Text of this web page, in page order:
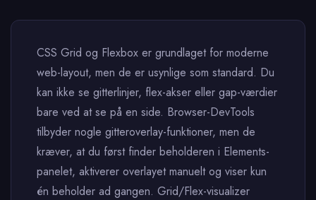
CSS Grid og Flexbox er grundlaget for moderne
web-layout, men de er usynlige som standard. Du
kan ikke se gitterlinjer, flex-akser eller gap-værdier
bare ved at se på en side. Browser-DevTools
tilbyder nogle gitteroverlay-funktioner, men de
kræver, at du først finder beholderen i Elements-
panelet, aktiverer overlayet manuelt og viser kun
én beholder ad gangen. Grid/Flex-visualizer